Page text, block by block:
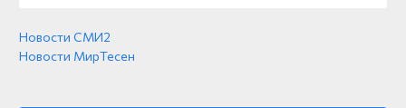
Новости СМИ2
Новости МирТесен